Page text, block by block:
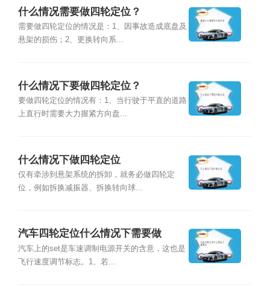
什么情况需要做四轮定位？
需要做四轮定位的情况是：1、因事故造成底盘及
悬架的损伤；2、更换转向系...
什么情况下要做四轮定位？
要做四轮定位的情况有：1、当行驶于平直的道路
上直行时需要大力握紧方向盘...
什么情况下做四轮定位
仅有牵涉到悬架系统的拆卸，就务必做四轮定
位，例如拆换减振器、拆换转向球...
汽车四轮定位什么情况下需要做
汽车上的set是车速调制电源开关的含意，这也是
飞行速度调节标志。1、若...